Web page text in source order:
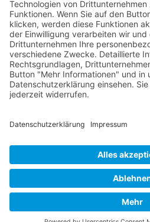
Tel +423 / 237 72 00
Email schreiben
Impressum
Datenschutzerklärung
Nutzungsbedingungen Chatbot
Barrierefreiheit
Öffnungszeiten Rathaus
Montag bis Donnerstag:
08:00 – 11:30 und 13:30 – 17:00 Uhr
(vor Feiertagen bis 16:00 Uhr)
Freitag:
08:00 – 11:30 Uhr